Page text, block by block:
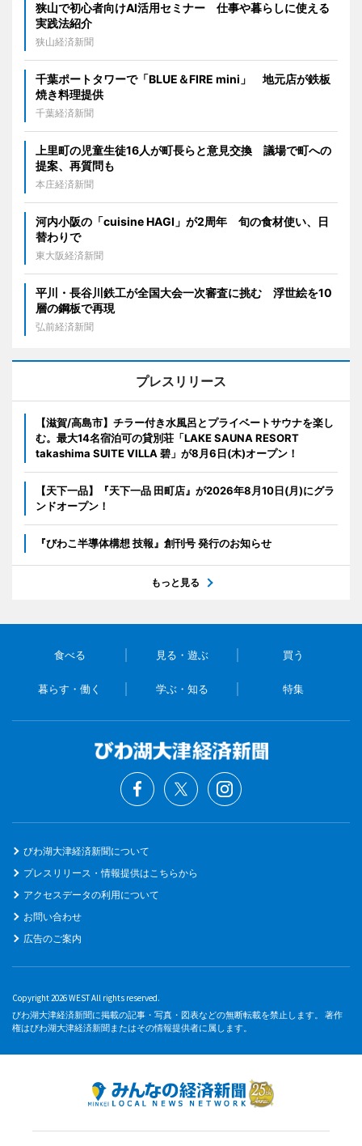
狭山で初心者向けAI活用セミナー 仕事や暮らしに使える
実践法紹介
狭山経済新聞
千葉ポートタワーで「BLUE＆FIRE mini」 地元店が鉄板
焼き料理提供
千葉経済新聞
上里町の児童生徒16人が町長らと意見交換 議場で町への
提案、再質問も
本庄経済新聞
河内小阪の「cuisine HAGI」が2周年 旬の食材使い、日
替わりで
東大阪経済新聞
平川・長谷川鉄工が全国大会一次審査に挑む 浮世絵を10
層の鋼板で再現
弘前経済新聞
プレスリリース
【滋賀/高島市】チラー付き水風呂とプライベートサウナを楽し
む。最大14名宿泊可の貸別荘「LAKE SAUNA RESORT
takashima SUITE VILLA 碧」が8月6日(木)オープン！
【天下一品】『天下一品 田町店』が2026年8月10日(月)にグラ
ンドオープン！
『びわこ半導体構想 技報』創刊号 発行のお知らせ
もっと見る
食べる 見る・遊ぶ 買う
暮らす・働く 学ぶ・知る 特集
びわ湖大津経済新聞について
プレスリリース・情報提供はこちらから
アクセスデータの利用について
お問い合わせ
広告のご案内
Copyright 2026 WEST All rights reserved.
びわ湖大津経済新聞に掲載の記事・写真・図表などの無断転載を禁止します。 著作
権はびわ湖大津経済新聞またはその情報提供者に属します。